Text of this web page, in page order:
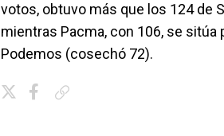
votos, obtuvo más que los 124 de
mientras Pacma, con 106, se sitúa
Podemos (cosechó 72).